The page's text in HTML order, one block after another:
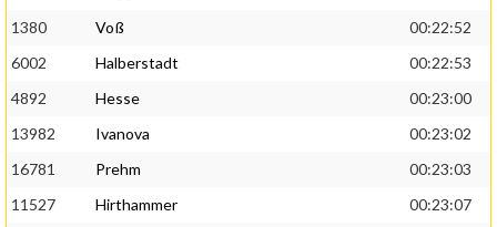
1380
Voß
00:22:52
6002
Halberstadt
00:22:53
4892
Hesse
00:23:00
13982
Ivanova
00:23:02
16781
Prehm
00:23:03
11527
Hirthammer
00:23:07